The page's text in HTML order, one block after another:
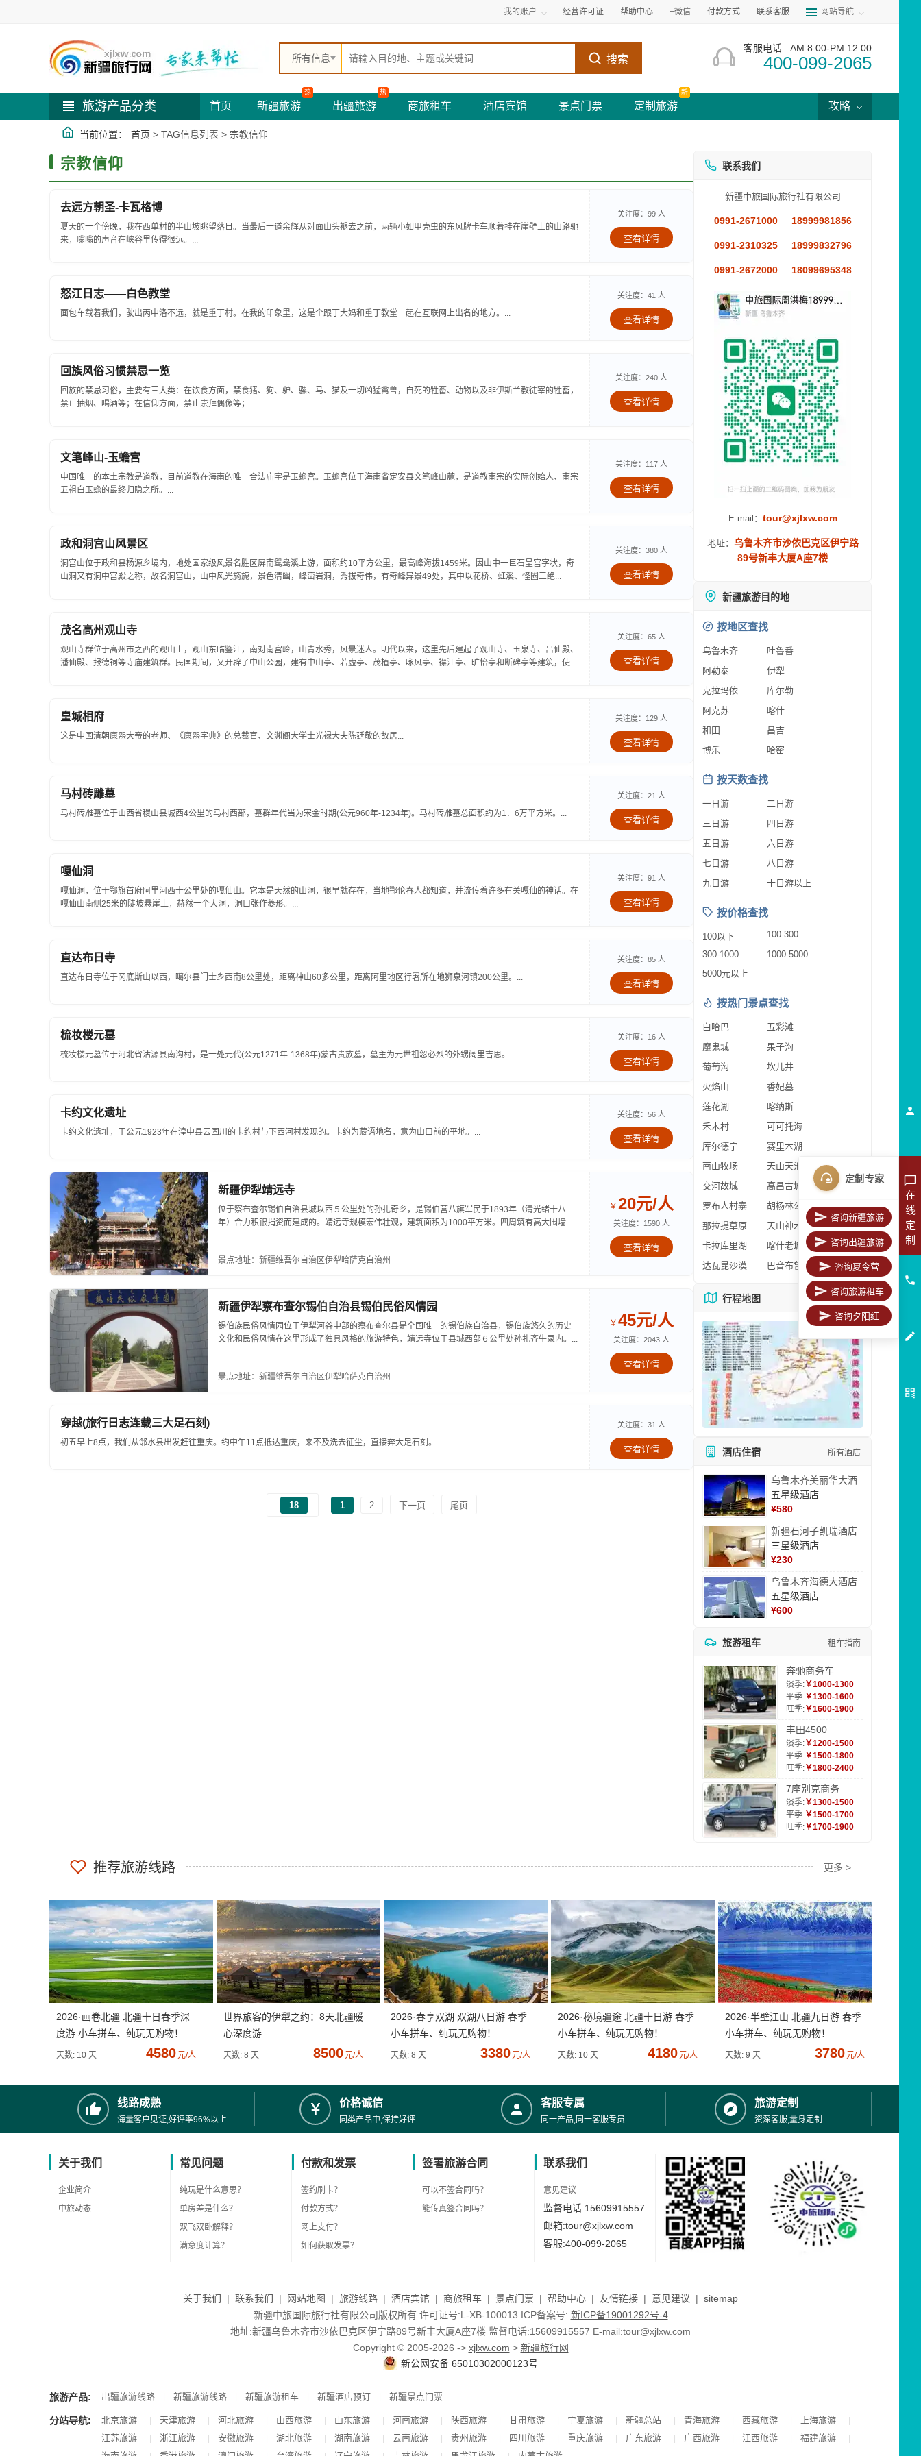
我的账户 经营许可证 帮助中心 +微信 付款方式 联系客服 网站导航
所有信息 搜索
客服电话 AM:8:00-PM:12:00
400-099-2065
旅游产品分类 首页 新疆旅游
热
出疆旅游
热
商旅租车 酒店宾馆 景点门票 定制旅游
新
攻略
当前位置： 首页 > TAG信息列表 > 宗教信仰
宗教信仰
去远方朝圣-卡瓦格博
夏天的一个傍晚，我在西单村的半山坡眺望落日。当最后一道余辉从对面山头褪去之前，两辆小如甲壳虫的东风牌卡车顺着挂在崖壁上的山路驰
来，嗡嗡的声音在峡谷里传得很远。...
关注度：99 人
查看详情
怒江日志——白色教堂
面包车载着我们，驶出丙中洛不远，就是重丁村。在我的印象里，这是个跟丁大妈和重丁教堂一起在互联网上出名的地方。...
关注度：41 人
查看详情
回族风俗习惯禁忌一览
回族的禁忌习俗，主要有三大类：在饮食方面，禁食猪、狗、驴、骡、马、猫及一切凶猛禽兽，自死的牲畜、动物以及非伊斯兰教徒宰的牲畜，
禁止抽烟、喝酒等；在信仰方面，禁止崇拜偶像等；...
关注度：240 人
查看详情
文笔峰山-玉蟾宫
中国唯一的本土宗教是道教，目前道教在海南的唯一合法庙宇是玉蟾宫。玉蟾宫位于海南省定安县文笔峰山麓，是道教南宗的实际创始人、南宗
五祖白玉蟾的最终归隐之所。...
关注度：117 人
查看详情
政和洞宫山风景区
洞宫山位于政和县杨源乡境内，地处国家级风景名胜区屏南鸳鸯溪上游，面积约10平方公里，最高峰海拔1459米。因山中一巨石呈宫字状，奇
山洞又有洞中宫殿之称，故名洞宫山，山中风光旖旎，景色清幽，峰峦岩洞，秀拔奇伟，有奇峰异景49处，其中以花桥、虹溪、怪圈三绝...
关注度：380 人
查看详情
茂名高州观山寺
观山寺群位于高州市之西的观山上，观山东临鉴江，南对南宫岭，山青水秀，风景迷人。明代以来，这里先后建起了观山寺、玉泉寺、吕仙殿、
潘仙殿、报德祠等寺庙建筑群。民国期间，又开辟了中山公园，建有中山亭、若虚亭、茂植亭、咏风亭、襟江亭、旷怡亭和断碑亭等建筑，使观
关注度：65 人
查看详情
皇城相府
这是中国清朝康熙大帝的老师、《康熙字典》的总裁官、文渊阁大学士光禄大夫陈廷敬的故居...
关注度：129 人
查看详情
马村砖雕墓
马村砖雕墓位于山西省稷山县城西4公里的马村西部，墓群年代当为宋金时期(公元960年-1234年)。马村砖雕墓总面积约为1．6万平方米。...
关注度：21 人
查看详情
嘎仙洞
嘎仙洞，位于鄂旗首府阿里河西十公里处的嘎仙山。它本是天然的山洞，很早就存在，当地鄂伦春人都知道，并流传着许多有关嘎仙的神话。在
嘎仙山南侧25米的陡坡悬崖上，赫然一个大洞，洞口张作菱形。...
关注度：91 人
查看详情
直达布日寺
直达布日寺位于冈底斯山以西，噶尔县门士乡西南8公里处，距离神山60多公里，距离阿里地区行署所在地狮泉河镇200公里。...
关注度：85 人
查看详情
梳妆楼元墓
梳妆楼元墓位于河北省沽源县南沟村，是一处元代(公元1271年-1368年)蒙古贵族墓，墓主为元世祖忽必烈的外甥阔里吉思。...
关注度：16 人
查看详情
卡约文化遗址
卡约文化遗址，于公元1923年在湟中县云固川的卡约村与下西河村发现的。卡约为藏语地名，意为山口前的平地。...
关注度：56 人
查看详情
新疆伊犁靖远寺
位于察布查尔锡伯自治县城以西５公里处的孙扎奇乡，是锡伯营八旗军民于1893年（清光绪十八
年）合力积银捐资而建成的。靖远寺规模宏伟壮观，建筑面积为1000平方米。四周筑有高大围墙，
景点地址：新疆维吾尔自治区伊犁哈萨克自治州
￥ 20元/人
关注度：1590 人
查看详情
新疆伊犁察布查尔锡伯自治县锡伯民俗风情园
锡伯族民俗风情园位于伊犁河谷中部的察布查尔县是全国唯一的锡伯族自治县，锡伯族悠久的历史
文化和民俗风情在这里形成了独具风格的旅游特色，靖远寺位于县城西部６公里处孙扎齐牛录内。...
景点地址：新疆维吾尔自治区伊犁哈萨克自治州
￥ 45元/人
关注度：2043 人
查看详情
穿越(旅行日志连载三大足石刻)
初五早上8点，我们从邻水县出发赶往重庆。约中午11点抵达重庆，来不及洗去征尘，直接奔大足石刻。...
关注度：31 人
查看详情
18 1 2 下一页 尾页
联系我们
新疆中旅国际旅行社有限公司
0991-2671000 18999981856
0991-2310325 18999832796
0991-2672000 18099695348
E-mail： tour@xjlxw.com
地址： 乌鲁木齐市沙依巴克区伊宁路
89号新丰大厦A座7楼
新疆旅游目的地
按地区查找
乌鲁木齐
吐鲁番
阿勒泰
伊犁
克拉玛依
库尔勒
阿克苏
喀什
和田
昌吉
博乐
哈密
按天数查找
一日游
二日游
三日游
四日游
五日游
六日游
七日游
八日游
九日游
十日游以上
按价格查找
100以下
100-300
300-1000
1000-5000
5000元以上
按热门景点查找
白哈巴
五彩滩
魔鬼城
果子沟
葡萄沟
坎儿井
火焰山
香妃墓
莲花湖
喀纳斯
禾木村
可可托海
库尔德宁
赛里木湖
南山牧场
天山天池
交河故城
高昌古城
罗布人村寨
胡杨林公园
那拉提草原
天山神木园
卡拉库里湖
喀什老城区
达瓦昆沙漠
巴音布鲁克
行程地图 更多地图
酒店住宿 所有酒店
乌鲁木齐美丽华大酒
五星级酒店
¥580
新疆石河子凯瑞酒店
三星级酒店
¥230
乌鲁木齐海德大酒店
五星级酒店
¥600
旅游租车 租车指南
奔驰商务车
淡季:￥1000-1300
平季:￥1300-1600
旺季:￥1600-1900
丰田4500
淡季:￥1200-1500
平季:￥1500-1800
旺季:￥1800-2400
7座别克商务
淡季:￥1300-1500
平季:￥1500-1700
旺季:￥1700-1900
推荐旅游线路 更多 >
2026·画卷北疆 北疆十日春季深
度游 小车拼车、纯玩无购物！
天数: 10 天 4580元/人
世界旅客的伊犁之约：8天北疆暖
心深度游
天数: 8 天 8500元/人
2026·春享双湖 双湖八日游 春季
小车拼车、纯玩无购物！
天数: 8 天 3380元/人
2026·秘境疆途 北疆十日游 春季
小车拼车、纯玩无购物！
天数: 10 天 4180元/人
2026·半壁江山 北疆九日游 春季
小车拼车、纯玩无购物！
天数: 9 天 3780元/人
线路成熟
海量客户见证,好评率96%以上
价格诚信
同类产品中,保持好评
客服专属
同一产品,同一客服专员
旅游定制
资深客服,量身定制
关于我们
企业简介
中旅动态
常见问题
纯玩是什么意思？
单房差是什么？
双飞双卧解释？
满意度计算？
付款和发票
签约刷卡？
付款方式？
网上支付？
如何获取发票？
签署旅游合同
可以不签合同吗？
能传真签合同吗？
联系我们
意见建议
监督电话:15609915557
邮箱:tour@xjlxw.com
客服:400-099-2065
关于我们 | 联系我们 | 网站地图 | 旅游线路 | 酒店宾馆 | 商旅租车 | 景点门票 | 帮助中心 | 友情链接 | 意见建议 | sitemap
新疆中旅国际旅行社有限公司版权所有 许可证号:L-XB-100013 ICP备案号: 新ICP备19001292号-4
地址:新疆乌鲁木齐市沙依巴克区伊宁路89号新丰大厦A座7楼 监督电话:15609915557 E-mail:tour@xjlxw.com
Copyright © 2005-2026 -> xjlxw.com > 新疆旅行网
新公网安备 65010302000123号
旅游产品: 出疆旅游线路 | 新疆旅游线路 | 新疆旅游租车 | 新疆酒店预订 | 新疆景点门票
分站导航: 北京旅游 | 天津旅游 | 河北旅游 | 山西旅游 | 山东旅游 | 河南旅游 | 陕西旅游 | 甘肃旅游 | 宁夏旅游 | 新疆总站 | 青海旅游 | 西藏旅游 | 上海旅游 |
江苏旅游 | 浙江旅游 | 安徽旅游 | 湖北旅游 | 湖南旅游 | 云南旅游 | 贵州旅游 | 四川旅游 | 重庆旅游 | 广东旅游 | 广西旅游 | 江西旅游 | 福建旅游 |
在
线
定
制
定制专家
咨询新疆旅游
咨询出疆旅游
咨询夏令营
咨询旅游租车
咨询夕阳红